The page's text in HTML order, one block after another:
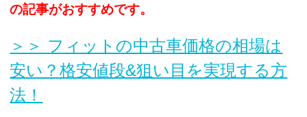
の記事がおすすめです。
＞＞ フィットの中古車価格の相場は
安い？格安値段&狙い目を実現する方
法！